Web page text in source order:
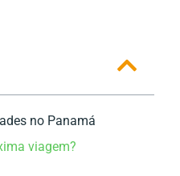
no Panamá
viagem?